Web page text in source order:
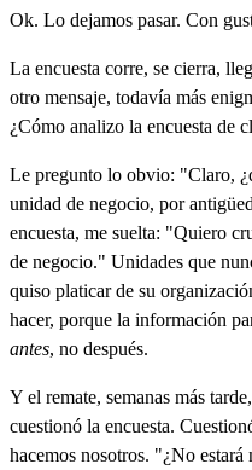
Ok. Lo dejamos pasar. Con
La encuesta corre, se cierra,
otro mensaje, todavía más
¿Cómo analizo la encuesta de
Le pregunto lo obvio: "Claro,
unidad de negocio, por
encuesta, me suelta: "Quiero
de negocio." Unidades que
quiso platicar de su
hacer, porque la información
antes, no después.
Y el remate, semanas más
cuestionó la encuesta.
hacemos nosotros. "¿No estará